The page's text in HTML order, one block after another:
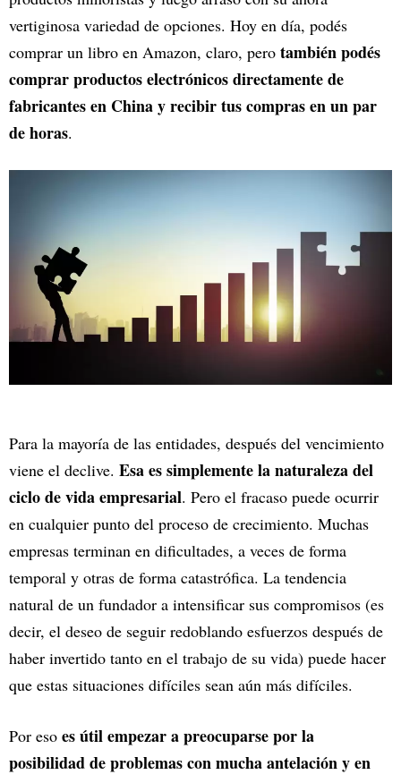
vertiginosa variedad de opciones. Hoy en día, podés
comprar un libro en Amazon, claro, pero también podés
comprar productos electrónicos directamente de
fabricantes en China y recibir tus compras en un par
de horas.
Para la mayoría de las entidades, después del vencimiento
viene el declive. Esa es simplemente la naturaleza del
ciclo de vida empresarial. Pero el fracaso puede ocurrir
en cualquier punto del proceso de crecimiento. Muchas
empresas terminan en dificultades, a veces de forma
temporal y otras de forma catastrófica. La tendencia
natural de un fundador a intensificar sus compromisos (es
decir, el deseo de seguir redoblando esfuerzos después de
haber invertido tanto en el trabajo de su vida) puede hacer
que estas situaciones difíciles sean aún más difíciles.
Por eso es útil empezar a preocuparse por la
posibilidad de problemas con mucha antelación y en